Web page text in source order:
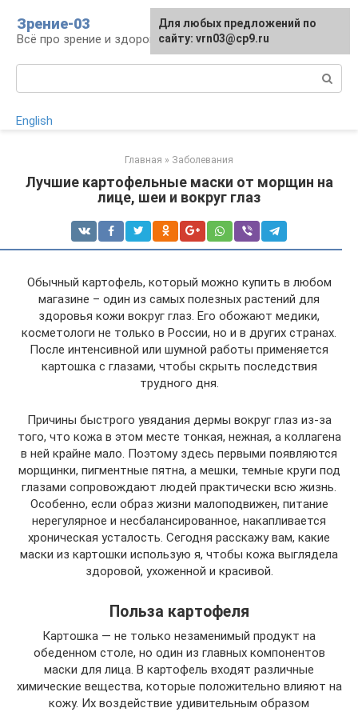
контенту
Зрение-03
Всё про зрение и здоровье глаз
English
Главная » Заболевания
Лучшие картофельные маски от морщин на
лице, шеи и вокруг глаз
Обычный картофель, который можно купить в любом
магазине – один из самых полезных растений для
здоровья кожи вокруг глаз. Его обожают медики,
косметологи не только в России, но и в других странах.
После интенсивной или шумной работы применяется
картошка с глазами, чтобы скрыть последствия
трудного дня.
Причины быстрого увядания дермы вокруг глаз из-за
того, что кожа в этом месте тонкая, нежная, а коллагена
в ней крайне мало. Поэтому здесь первыми появляются
морщинки, пигментные пятна, а мешки, темные круги под
глазами сопровождают людей практически всю жизнь.
Особенно, если образ жизни малоподвижен, питание
нерегулярное и несбалансированное, накапливается
хроническая усталость. Сегодня расскажу вам, какие
маски из картошки использую я, чтобы кожа выглядела
здоровой, ухоженной и красивой.
Польза картофеля
Картошка — не только незаменимый продукт на
обеденном столе, но один из главных компонентов
маски для лица. В картофель входят различные
химические вещества, которые положительно влияют на
кожу. Их воздействие удивительным образом
Для любых предложений по
сайту: vrn03@cp9.ru